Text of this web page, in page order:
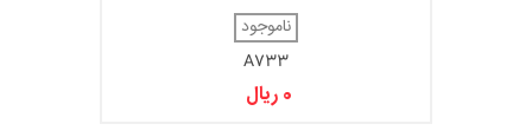
ناموجود
A733
0 ریال